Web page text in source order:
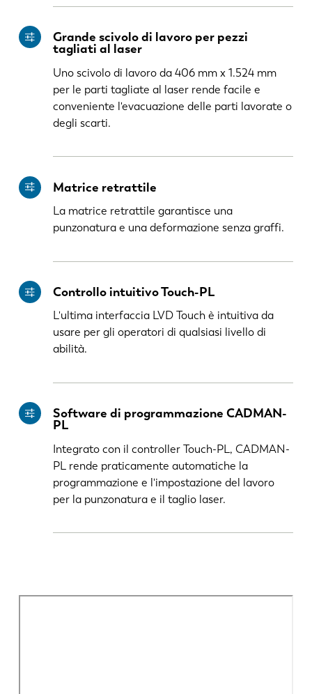
Grande scivolo di lavoro per pezzi
tagliati al laser
Uno scivolo di lavoro da 406 mm x 1.524 mm
per le parti tagliate al laser rende facile e
conveniente l'evacuazione delle parti lavorate o
degli scarti.
Matrice retrattile
La matrice retrattile garantisce una
punzonatura e una deformazione senza graffi.
Controllo intuitivo Touch-PL
L'ultima interfaccia LVD Touch è intuitiva da
usare per gli operatori di qualsiasi livello di
abilità.
Software di programmazione CADMAN-
PL
Integrato con il controller Touch-PL, CADMAN-
PL rende praticamente automatiche la
programmazione e l'impostazione del lavoro
per la punzonatura e il taglio laser.